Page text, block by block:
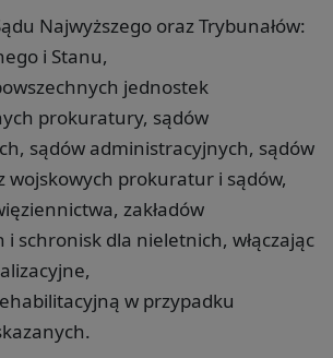
Najwyższego oraz Trybunałów:
i Stanu,
jednostek
prokuratury, sądów
sądów administracyjnych, sądów
wojskowych prokuratur i sądów,
zakładów
i schronisk dla nieletnich, włączając
w przypadku